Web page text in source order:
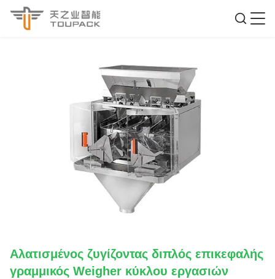
Αλατισμένος ζυγίζοντας διπλός επικεφαλής
γραμμικός Weigher κύκλου εργασιών